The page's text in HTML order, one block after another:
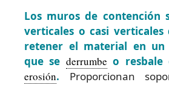
Los muros de contención
verticales o casi verticales
retener el material en un
que se derrumbe o resbale
erosión. Proporcionan